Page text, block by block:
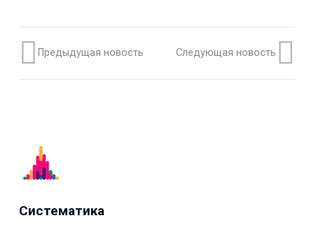
Предыдущая новость Следующая новость
Систематика